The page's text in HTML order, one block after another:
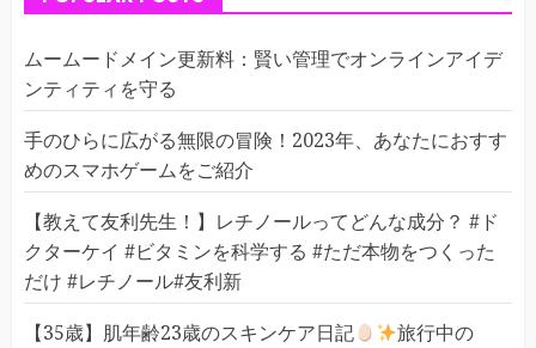
ムームードメイン更新料：賢い管理でオンラインアイデ
ンティティを守る
手のひらに広がる無限の冒険！2023年、あなたにおすす
めのスマホゲームをご紹介
【教えて友利先生！】レチノールってどんな成分？ #ド
クターケイ #ビタミンを科学する #ただ本物をつくった
だけ #レチノール#友利新
【35歳】肌年齢23歳のスキンケア日記
旅行中の